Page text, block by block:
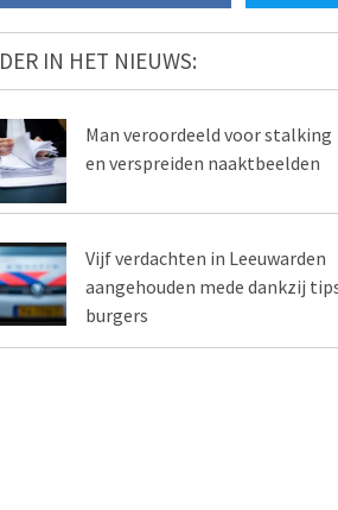
IN HET NIEUWS:
Man veroordeeld voor stalking
en verspreiden naaktbeelden
Vijf verdachten in Leeuwarden
aangehouden mede dankzij
burgers